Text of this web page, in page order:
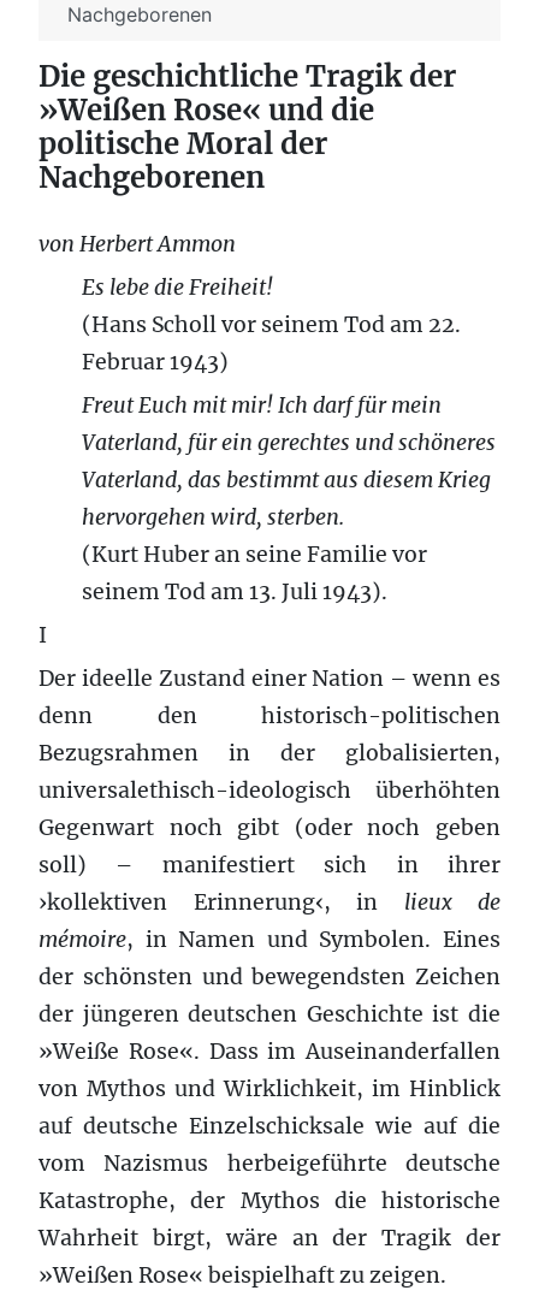
Nachgeborenen
Die geschichtliche Tragik der
»Weißen Rose« und die
politische Moral der
Nachgeborenen
von Herbert Ammon
Es lebe die Freiheit!
(Hans Scholl vor seinem Tod am 22.
Februar 1943)
Freut Euch mit mir! Ich darf für mein
Vaterland, für ein gerechtes und schöneres
Vaterland, das bestimmt aus diesem Krieg
hervorgehen wird, sterben.
(Kurt Huber an seine Familie vor
seinem Tod am 13. Juli 1943).
I
Der ideelle Zustand einer Nation – wenn es
denn den historisch-politischen
Bezugsrahmen in der globalisierten,
universalethisch-ideologisch überhöhten
Gegenwart noch gibt (oder noch geben
soll) – manifestiert sich in ihrer
›kollektiven Erinnerung‹, in lieux de
mémoire, in Namen und Symbolen. Eines
der schönsten und bewegendsten Zeichen
der jüngeren deutschen Geschichte ist die
»Weiße Rose«. Dass im Auseinanderfallen
von Mythos und Wirklichkeit, im Hinblick
auf deutsche Einzelschicksale wie auf die
vom Nazismus herbeigeführte deutsche
Katastrophe, der Mythos die historische
Wahrheit birgt, wäre an der Tragik der
»Weißen Rose« beispielhaft zu zeigen.